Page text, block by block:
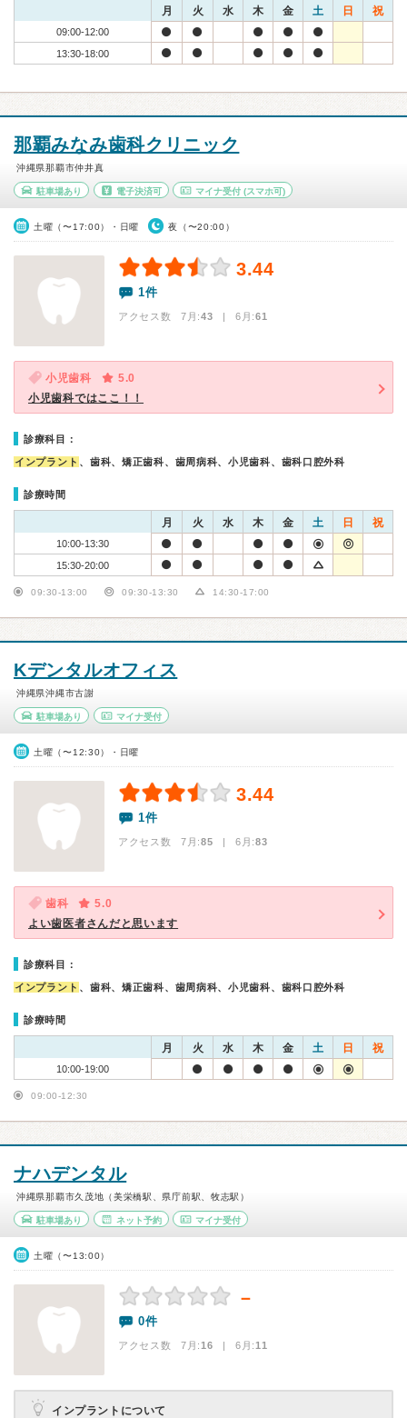
月 火 水 木 金 土 日 祝
09:00-12:00
13:30-18:00
那覇みなみ歯科クリニック
沖縄県那覇市仲井真
駐車場あり 電子決済可 マイナ受付 (スマホ可)
土曜（〜17:00）・日曜 夜（〜20:00）
3.44
1件
アクセス数 7月:43 | 6月:61
小児歯科
5.0
小児歯科ではここ！！
診療科目：
インプラント 、歯科、矯正歯科、歯周病科、小児歯科、歯科口腔外科
診療時間
月 火 水 木 金 土 日 祝
10:00-13:30
15:30-20:00
09:30-13:00 09:30-13:30 14:30-17:00
Kデンタルオフィス
沖縄県沖縄市古謝
駐車場あり マイナ受付
土曜（〜12:30）・日曜
3.44
1件
アクセス数 7月:85 | 6月:83
歯科
5.0
よい歯医者さんだと思います
診療科目：
インプラント 、歯科、矯正歯科、歯周病科、小児歯科、歯科口腔外科
診療時間
月 火 水 木 金 土 日 祝
10:00-19:00
09:00-12:30
ナハデンタル
沖縄県那覇市久茂地（美栄橋駅、県庁前駅、牧志駅）
駐車場あり ネット予約 マイナ受付
土曜（〜13:00）
－
0件
アクセス数 7月:16 | 6月:11
インプラントについて